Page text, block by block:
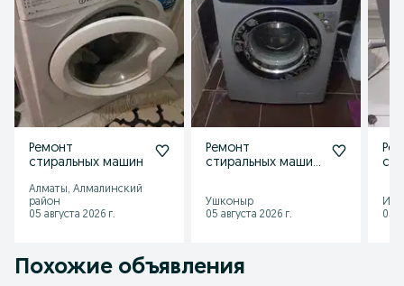
Ремонт
стиральных машин
Алматы, Алмалинский
район
05 августа 2026 г.
Ремонт
стиральных машин
Ушконыр
05 августа 2026 г.
05
Похожие объявления